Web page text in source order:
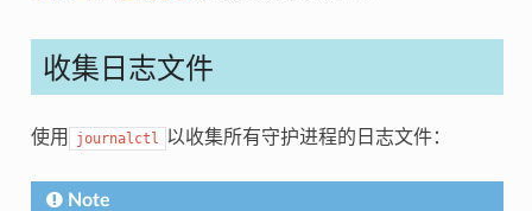
收集日志文件
使用 journalctl 以收集所有守护进程的日志文件：
Note